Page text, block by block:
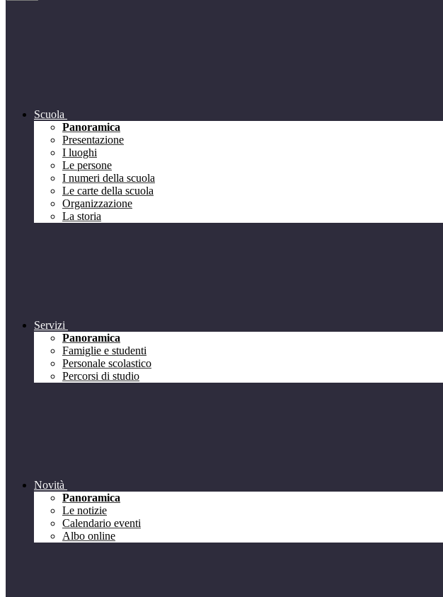
Scuola
Panoramica
Presentazione
I luoghi
Le persone
I numeri della scuola
Le carte della scuola
Organizzazione
La storia
Servizi
Panoramica
Famiglie e studenti
Personale scolastico
Percorsi di studio
Novità
Panoramica
Le notizie
Calendario eventi
Albo online